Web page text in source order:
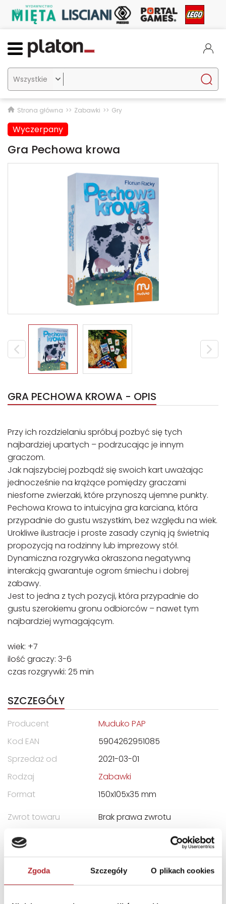
Zgoda Szczegóły O plikach cookies

Strona główna Zabawki Gry
Wyczerpany
Gra Pechowa krowa
GRA PECHOWA KROWA - OPIS
Przy ich rozdzielaniu spróbuj pozbyć się tych
najbardziej upartych – podrzucając je innym
graczom.
Jak najszybciej pozbądź się swoich kart uważając
jednocześnie na krążące pomiędzy graczami
niesforne zwierzaki, które przynoszą ujemne punkty.
Pechowa Krowa to intuicyjna gra karciana, która
przypadnie do gustu wszystkim, bez względu na wiek.
Urokliwe ilustracje i proste zasady czynią ją świetnią
propozycją na rodzinny lub imprezowy stół.
Dynamiczna rozgrywka okraszona negatywną
interakcją gwarantuje ogrom śmiechu i dobrej
zabawy.
Jest to jedna z tych pozycji, która przypadnie do
gustu szerokiemu gronu odbiorców – nawet tym
najbardziej wymagającym.
wiek: +7
ilość graczy: 3-6
czas rozgrywki: 25 min
SZCZEGÓŁY
Producent
Muduko PAP
Kod EAN
5904262951085
Sprzedaż od
2021-03-01
Rodzaj
Zabawki
Format
150x105x35 mm
Zwrot towaru
Brak prawa zwrotu
DANE OSOBY ODPOWIEDZIALNEJ
Nazwa
Fabryka Kart Trefl-Kraków
Sp. z o.o.